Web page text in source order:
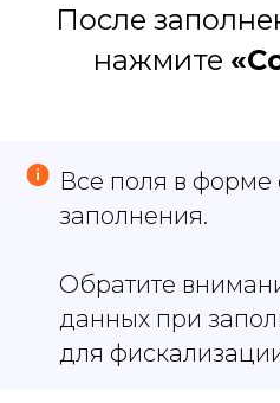
После
нажмите
Все поля в форме
заполнения.
Обратите
данных при
для